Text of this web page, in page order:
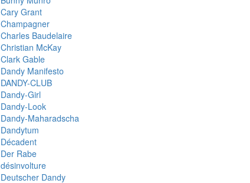
Cary Grant
Champagner
Charles Baudelaire
Christian McKay
Clark Gable
Dandy Manifesto
DANDY-CLUB
Dandy-Girl
Dandy-Look
Dandy-Maharadscha
Dandytum
Décadent
Der Rabe
désinvolture
Deutscher Dandy